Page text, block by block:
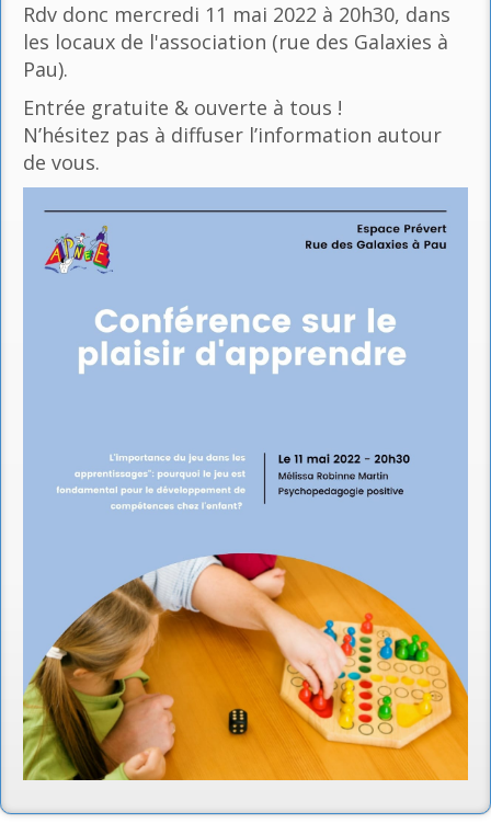
Rdv donc mercredi 11 mai 2022 à 20h30, dans
les locaux de l'association (rue des Galaxies à
Pau).
Entrée gratuite & ouverte à tous !
N’hésitez pas à diffuser l’information autour
de vous.